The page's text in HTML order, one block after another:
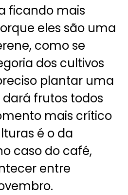
ficando mais
eles são uma
, como se
dos cultivos
plantar uma
dará frutos todos
mais crítico
é o da
caso do café,
entre